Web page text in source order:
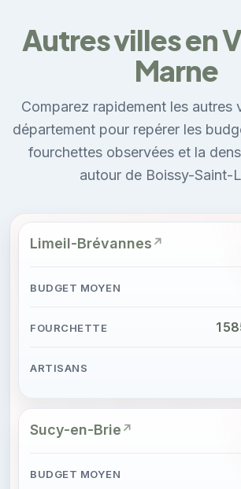
Autres villes en
Marne
Comparez rapidement les autres
département pour repérer les
fourchettes observées et la
autour de Boissy-Saint-
Limeil-Brévannes
1
Sucy-en-Brie